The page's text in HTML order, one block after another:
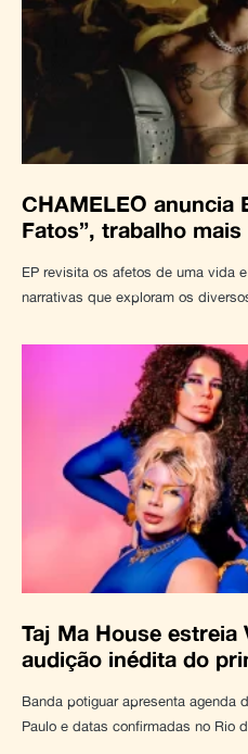
CHAMELEO anuncia
Fatos”, trabalho
EP revisita os afetos de uma vida
narrativas que exploram os
Taj Ma House estreia
audição inédita do
Banda potiguar apresenta agenda
Paulo e datas confirmadas no Rio